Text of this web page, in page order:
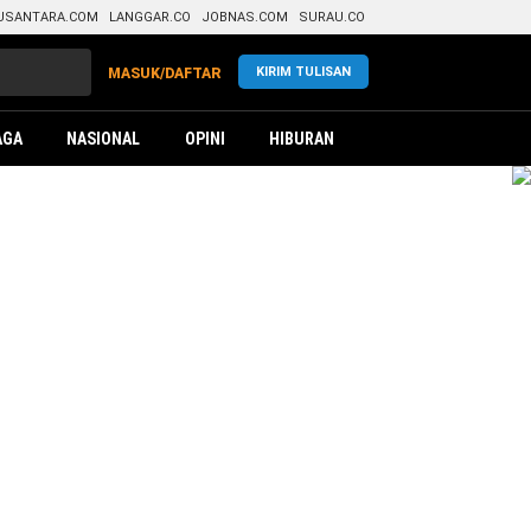
LANGGAR.CO JOBNAS.COM SURAU.CO
KIRIM TULISAN
MASUK/DAFTAR
NASIONAL OPINI HIBURAN